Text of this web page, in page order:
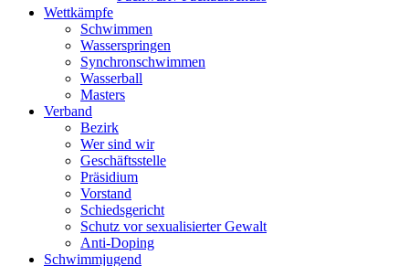
Wettkämpfe
Schwimmen
Wasserspringen
Synchronschwimmen
Wasserball
Masters
Verband
Bezirk
Wer sind wir
Geschäftsstelle
Präsidium
Vorstand
Schiedsgericht
Schutz vor sexualisierter Gewalt
Anti-Doping
Schwimmjugend